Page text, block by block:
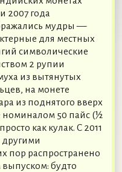
2007 года
мудры —
для местных
символические
2 рупии
из вытянутых
на монете
из поднятого вверх
номиналом 50 пайс (½
как кулак. С 2011
пор распространено
выпуском: будто